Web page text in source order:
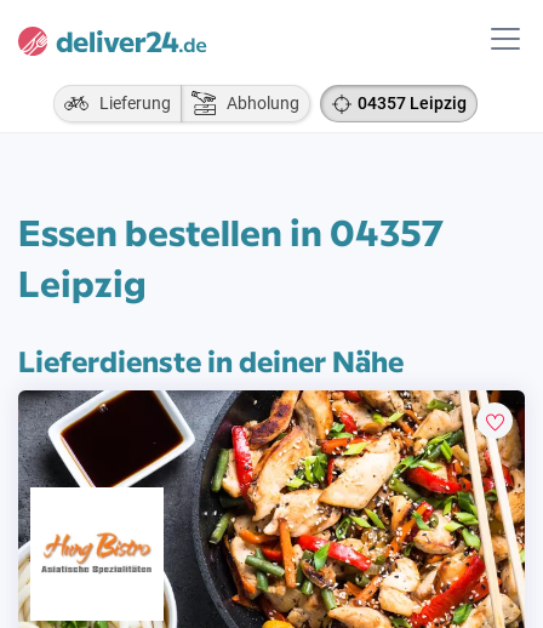
Lieferung Abholung 04357 Leipzig
Essen bestellen in 04357
Leipzig
Lieferdienste in deiner Nähe